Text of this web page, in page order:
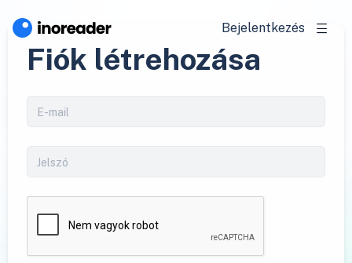
Bejelentkezés
Fiók létrehozása